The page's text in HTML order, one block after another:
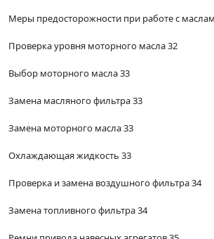
Меры предосторожности при работе с
Проверка уровня моторного масла 32
Выбор моторного масла 33
Замена масляного фильтра 33
Замена моторного масла 33
Охлаждающая жидкость 33
Проверка и замена воздушного фильтра 34
Замена топливного фильтра 34